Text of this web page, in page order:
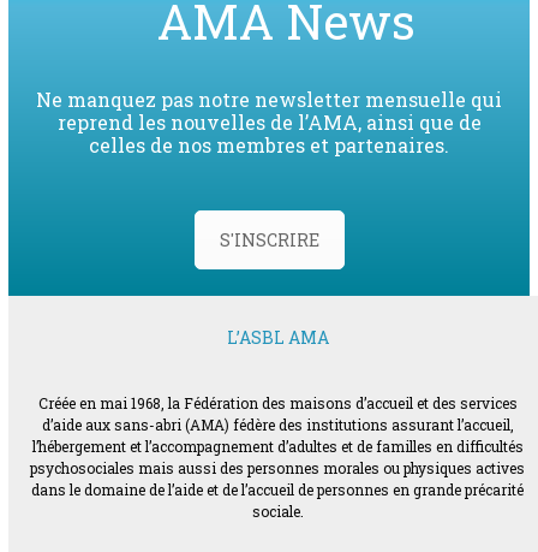
AMA News
Ne manquez pas notre newsletter mensuelle qui
reprend les nouvelles de l’AMA, ainsi que de
celles de nos membres et partenaires.
S'INSCRIRE
L’ASBL AMA
Créée en mai 1968, la Fédération des maisons d’accueil et des services
d’aide aux sans-abri (AMA) fédère des institutions assurant l’accueil,
l’hébergement et l’accompagnement d’adultes et de familles en difficultés
psychosociales mais aussi des personnes morales ou physiques actives
dans le domaine de l’aide et de l’accueil de personnes en grande précarité
sociale.